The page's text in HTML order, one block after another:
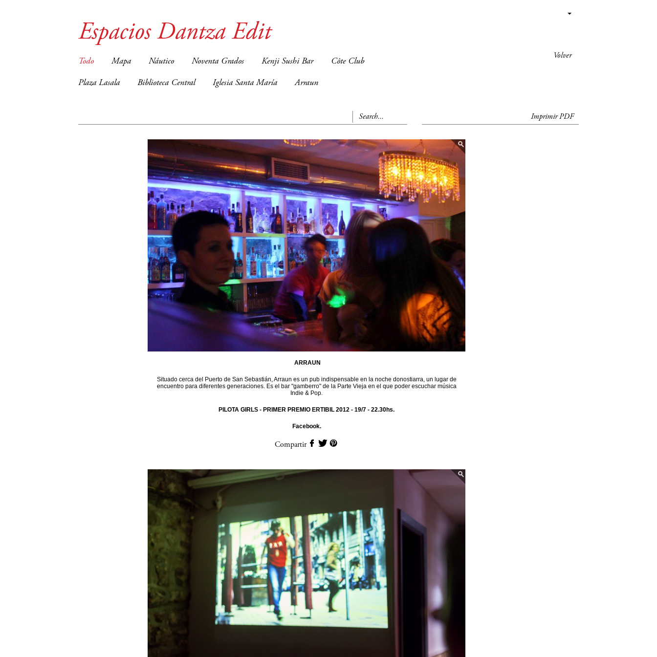
Volver
Espacios Dantza Edit
Todo Mapa Náutico Noventa Grados Kenji Sushi Bar Côte Club
Plaza Lasala Biblioteca Central Iglesia Santa María Arraun
Imprimir PDF
ARRAUN
Situado cerca del Puerto de San Sebastián, Arraun es un pub indispensable en la noche donostiarra, un lugar de
encuentro para diferentes generaciones. Es el bar "gamberro" de la Parte Vieja en el que poder escuchar música
Indie & Pop.
PILOTA GIRLS - PRIMER PREMIO ERTIBIL 2012 - 19/7 - 22.30hs.
Facebook.
Compartir